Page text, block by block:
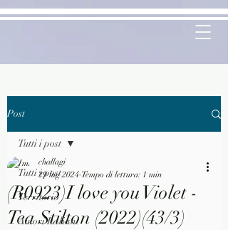
Post
Tutti i post
Territorio
Autori Italiani
Tutti i post
(R0923)I love you Violet -
Tea Stilton (2022)(43/3)
challagi
29 lug 2024 Tempo di lettura: 1 min